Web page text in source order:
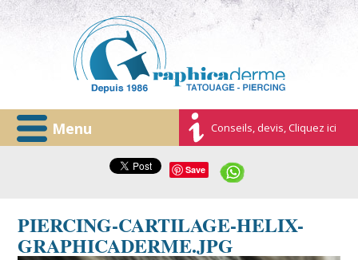
Menu Conseils, devis, Cliquez ici
Save
PIERCING-CARTILAGE-HELIX-
GRAPHICADERME.JPG